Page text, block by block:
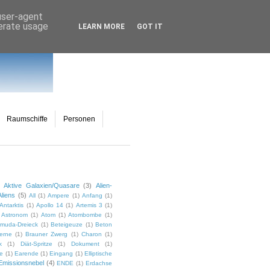
Raumschiffe Personen
Aktive Galaxien/Quasare (3)
Alien-
(5) All (1) Ampere (1) Anfang (1)
Antarktis (1) Apollo 14 (1) Artemis 3 (1)
Astronom (1) Atom (1) Atombombe (1)
Dreieck (1) Beteigeuze (1) Beton
(1) Brauner Zwerg (1) Charon (1)
(1) Diät-Spritze (1) Dokument
(1)
(1) Earende (1) Eingang (1) Elliptische
(4) ENDE (1) Erdachse
agent
usage
LEARN MORE GOT IT